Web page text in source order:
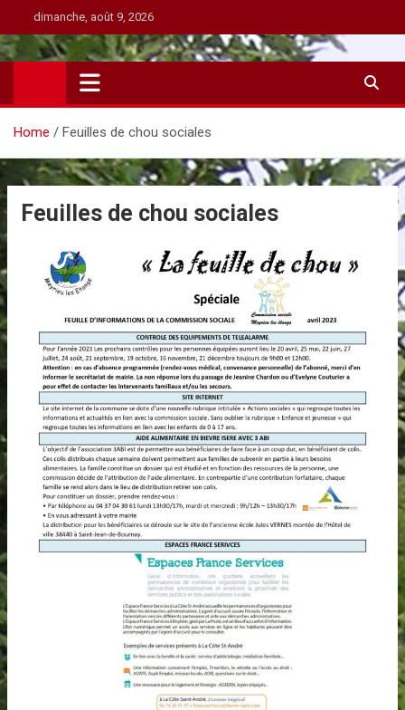
to
content
dimanche, août 9, 2026
Home Feuilles de chou sociales
Feuilles de chou sociales